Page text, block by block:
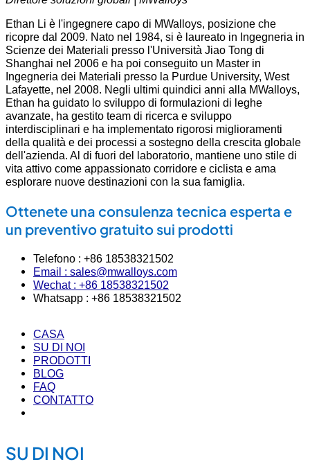
Ethan Li è l'ingegnere capo di MWalloys, posizione che
ricopre dal 2009. Nato nel 1984, si è laureato in Ingegneria in
Scienze dei Materiali presso l'Università Jiao Tong di
Shanghai nel 2006 e ha poi conseguito un Master in
Ingegneria dei Materiali presso la Purdue University, West
Lafayette, nel 2008. Negli ultimi quindici anni alla MWalloys,
Ethan ha guidato lo sviluppo di formulazioni di leghe
avanzate, ha gestito team di ricerca e sviluppo
interdisciplinari e ha implementato rigorosi miglioramenti
della qualità e dei processi a sostegno della crescita globale
dell'azienda. Al di fuori del laboratorio, mantiene uno stile di
vita attivo come appassionato corridore e ciclista e ama
esplorare nuove destinazioni con la sua famiglia.
Ottenete una consulenza tecnica esperta e
un preventivo gratuito sui prodotti
Telefono : +86 18538321502
Email : sales@mwalloys.com
Wechat : +86 18538321502
Whatsapp : +86 18538321502
CASA
SU DI NOI
PRODOTTI
BLOG
FAQ
CONTATTO
SU DI NOI